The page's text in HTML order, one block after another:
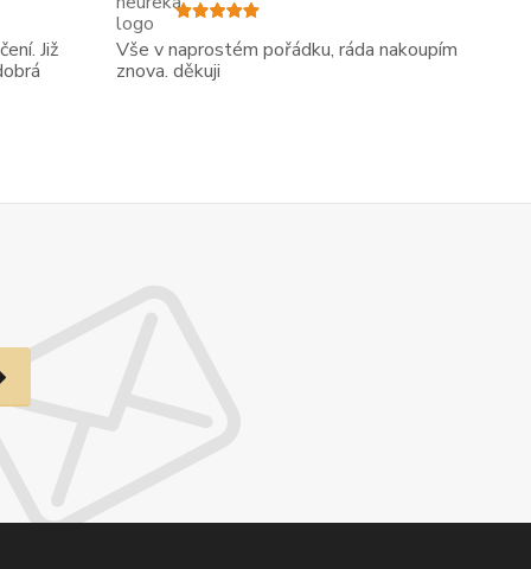
Již
Vše v naprostém pořádku, ráda nakoupím
znova. děkuji